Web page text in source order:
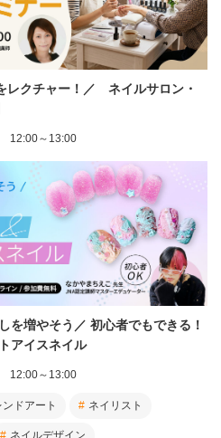
クチャー！／ ネイルサロン・
12:00～13:00
を増やそう／ 初心者でもできる！
アイスネイル
12:00～13:00
ンドアート ネイリスト